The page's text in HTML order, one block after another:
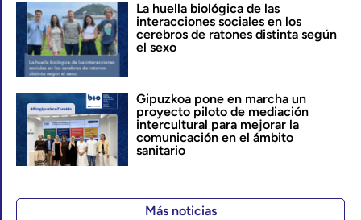
La huella biológica de las
interacciones sociales en los
cerebros de ratones distinta según
el sexo
Gipuzkoa pone en marcha un
proyecto piloto de mediación
intercultural para mejorar la
comunicación en el ámbito
sanitario
Más noticias